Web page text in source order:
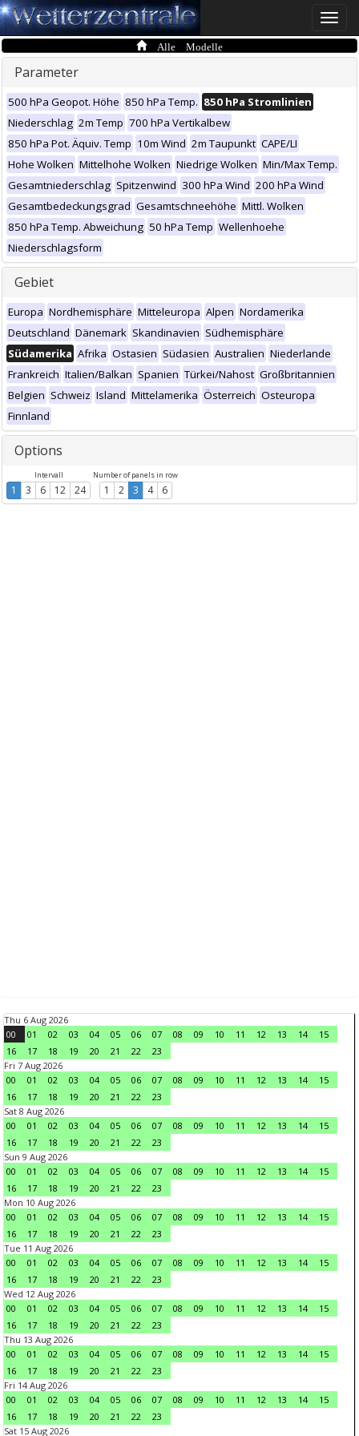
Toggle
Alle Modelle
Parameter
500 hPa Geopot. Höhe 850 hPa Temp. 850 hPa Stromlinien
Niederschlag 2m Temp 700 hPa Vertikalbew
850 hPa Pot. Äquiv. Temp 10m Wind 2m Taupunkt CAPE/LI
Hohe Wolken Mittelhohe Wolken Niedrige Wolken Min/Max Temp.
Gesamtniederschlag Spitzenwind 300 hPa Wind 200 hPa Wind
Gesamtbedeckungsgrad Gesamtschneehöhe Mittl. Wolken
850 hPa Temp. Abweichung 50 hPa Temp Wellenhoehe
Niederschlagsform
Gebiet
Europa Nordhemisphäre Mitteleuropa Alpen Nordamerika
Deutschland Dänemark Skandinavien Südhemisphäre
Südamerika Afrika Ostasien Südasien Australien Niederlande
Frankreich Italien/Balkan Spanien Türkei/Nahost Großbritannien
Belgien Schweiz Island Mittelamerika Österreich Osteuropa
Finnland
Options
Intervall
1 3 6 12 24
Number of panels in row
1 2 3 4 6
Thu 6 Aug 2026
00
01 02 03 04 05 06 07 08 09 10 11 12 13 14
15
16
17 18 19 20 21 22
23
Fri 7 Aug 2026
00
01 02 03 04 05 06 07 08 09 10 11 12 13 14
15
16
17 18 19 20 21 22
23
Sat 8 Aug 2026
00
01 02 03 04 05 06 07 08 09 10 11 12 13 14
15
16
17 18 19 20 21 22
23
Sun 9 Aug 2026
00
01 02 03 04 05 06 07 08 09 10 11 12 13 14
15
16
17 18 19 20 21 22
23
Mon 10 Aug 2026
00
01 02 03 04 05 06 07 08 09 10 11 12 13 14
15
16
17 18 19 20 21 22
23
Tue 11 Aug 2026
00
01 02 03 04 05 06 07 08 09 10 11 12 13 14
15
16
17 18 19 20 21 22
23
Wed 12 Aug 2026
00
01 02 03 04 05 06 07 08 09 10 11 12 13 14
15
16
17 18 19 20 21 22
23
Thu 13 Aug 2026
00
01 02 03 04 05 06 07 08 09 10 11 12 13 14
15
16
17 18 19 20 21 22
23
Fri 14 Aug 2026
00
01 02 03 04 05 06 07 08 09 10 11 12 13 14
15
16
17 18 19 20 21 22
23
Sat 15 Aug 2026